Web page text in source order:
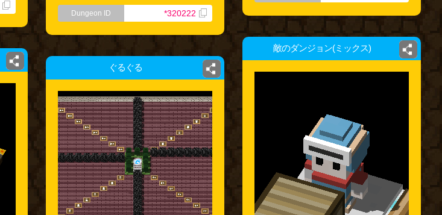
Dungeon ID *320222
敵のダンジョン(ミックス)
ぐるぐる